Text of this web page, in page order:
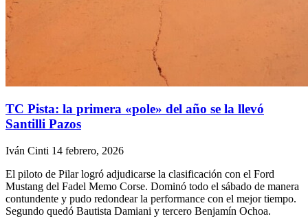
TC Pista: la primera «pole» del año se la llevó
Santilli Pazos
Iván Cinti 14 febrero, 2026
El piloto de Pilar logró adjudicarse la clasificación con el Ford
Mustang del Fadel Memo Corse. Dominó todo el sábado de manera
contundente y pudo redondear la performance con el mejor tiempo.
Segundo quedó Bautista Damiani y tercero Benjamín Ochoa.